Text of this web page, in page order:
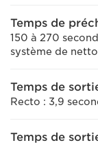
Temps de
150 à 270
système de
Temps de
Recto : 3,9
Temps de